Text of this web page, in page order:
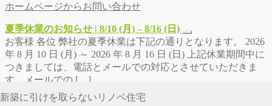
新築に引けを取らないリノベ住宅
ホームページからお問い合わせ
夏季休業のお知らせ | 8/10 (月) – 8/16 (日)
お客様 各位 弊社の夏季休業は下記の通りとなります。 2026
年 8 月 10 日 (月) ～ 2026 年 8 月 16 日 (日) 上記休業期間中に
つきましては、電話とメールでの対応とさせていただきま
す。メールでの […]